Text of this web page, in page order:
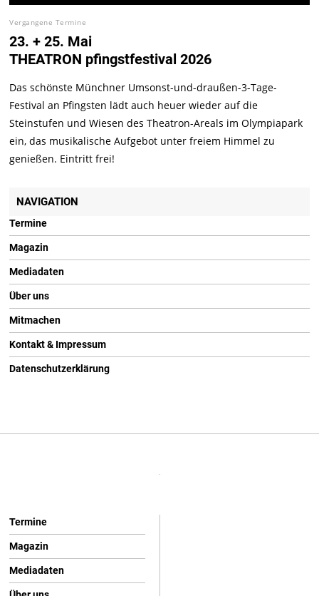
Vergangene Termine
23. + 25. Mai
THEATRON pfingstfestival 2026
Das schönste Münchner Umsonst-und-draußen-3-Tage-
Festival an Pfingsten lädt auch heuer wieder auf die
Steinstufen und Wiesen des Theatron-Areals im Olympiapark
ein, das musikalische Aufgebot unter freiem Himmel zu
genießen. Eintritt frei!
NAVIGATION
Termine
Magazin
Mediadaten
Über uns
Mitmachen
Kontakt & Impressum
Datenschutzerklärung
Termine
Magazin
Mediadaten